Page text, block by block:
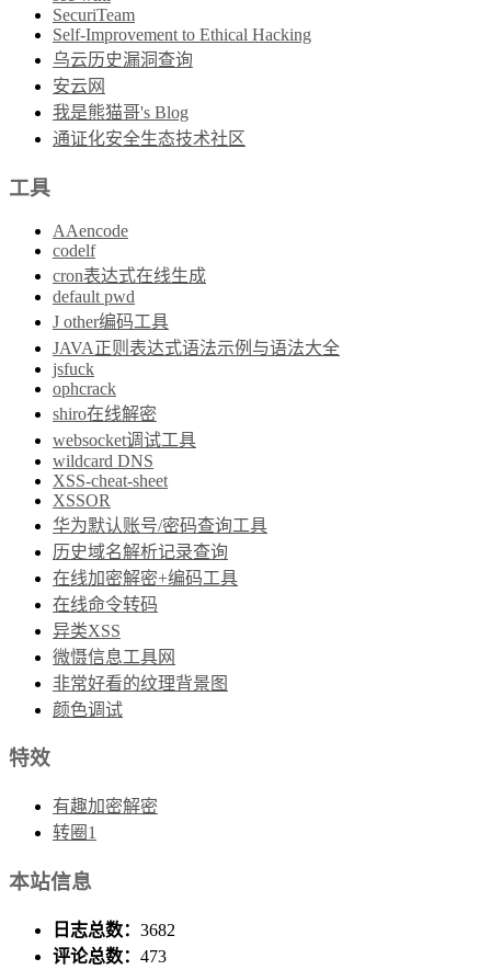
SecuriTeam
Self-Improvement to Ethical Hacking
乌云历史漏洞查询
安云网
我是熊猫哥's Blog
通证化安全生态技术社区
工具
AAencode
codelf
cron表达式在线生成
default pwd
J other编码工具
JAVA正则表达式语法示例与语法大全
jsfuck
ophcrack
shiro在线解密
websocket调试工具
wildcard DNS
XSS-cheat-sheet
XSSOR
华为默认账号/密码查询工具
历史域名解析记录查询
在线加密解密+编码工具
在线命令转码
异类XSS
微慑信息工具网
非常好看的纹理背景图
颜色调试
特效
有趣加密解密
转圈1
本站信息
日志总数： 3682
评论总数： 473